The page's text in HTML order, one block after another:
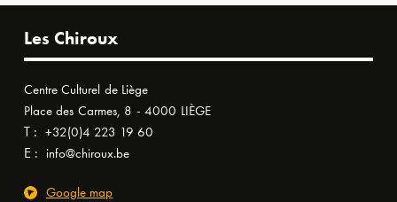
Les Chiroux
Centre Culturel de Liège
Place des Carmes, 8 - 4000 LIÈGE
T : +32(0)4 223 19 60
E : info@chiroux.be
Google map